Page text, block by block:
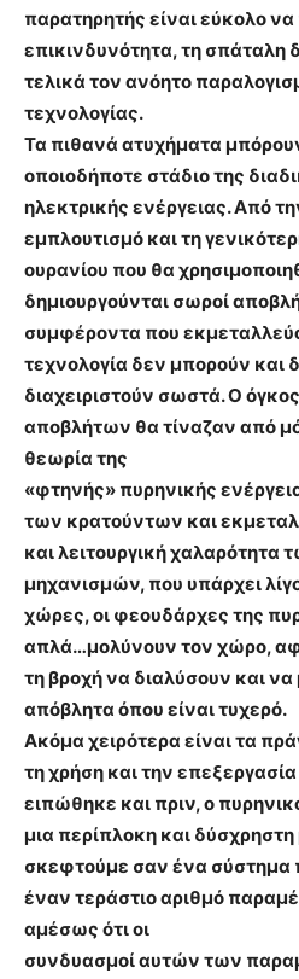
παρατηρητής είναι εύκολο να
επικινδυνότητα, τη σπάταλη
τελικά τον ανόητο
τεχνολογίας.
Τα πιθανά ατυχήματα
οποιοδήποτε στάδιο της
ηλεκτρικής ενέργειας. Από
εμπλουτισμό και τη
ουρανίου που θα
δημιουργούνται σωροί
συμφέροντα που
τεχνολογία δεν μπορούν και
διαχειριστούν σωστά. Ο
αποβλήτων θα τίναζαν από
θεωρία της
«φτηνής» πυρηνικής
των κρατούντων και
και λειτουργική χαλαρότητα
μηχανισμών, που υπάρχει λίγο
χώρες, οι φεουδάρχες της
απλά…μολύνουν τον χώρο,
τη βροχή να διαλύσουν και
απόβλητα όπου είναι τυχερό.
Ακόμα χειρότερα είναι τα
τη χρήση και την
ειπώθηκε και πριν, ο
μια περίπλοκη και
σκεφτούμε σαν ένα σύστημα
έναν τεράστιο αριθμό
αμέσως ότι οι
συνδυασμοί αυτών των